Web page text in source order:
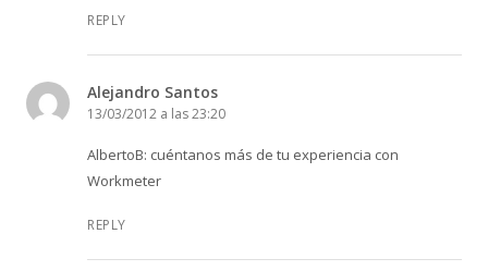
REPLY
Alejandro Santos
13/03/2012 a las 23:20
AlbertoB: cuéntanos más de tu experiencia con
Workmeter
REPLY